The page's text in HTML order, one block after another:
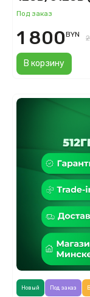
Под заказ
В корзину
1 800BYN
Новый Под заказ